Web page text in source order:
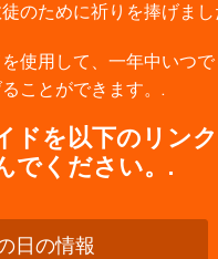
のために祈りを捧げまし
使用して、一年中いつ
ことができます。.
ドを以下のリン
でください。.
日の情報